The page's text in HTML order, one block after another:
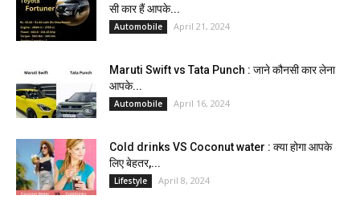
सी कार हैं आपके...
Automobile April 21, 2024
Maruti Swift vs Tata Punch : जाने कौनसी कार लेना
आपके...
Automobile April 16, 2024
Cold drinks VS Coconut water : क्या होगा आपके
लिए बेहतर,...
Lifestyle April 8, 2024